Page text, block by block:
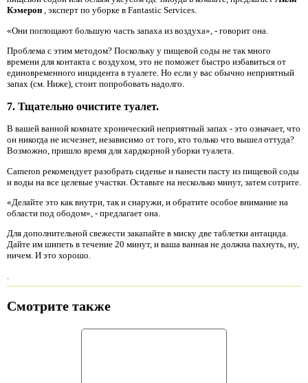
Кэмерон , эксперт по уборке в Fantastic Services.
«Они поглощают большую часть запаха из воздуха», - говорит она.
Проблема с этим методом? Поскольку у пищевой соды не так много
времени для контакта с воздухом, это не поможет быстро избавиться от
единовременного инцидента в туалете. Но если у вас обычно неприятный
запах (см. Ниже), стоит попробовать надолго.
7. Тщательно очистите туалет.
В вашей ванной комнате хронический неприятный запах - это означает, что
он никогда не исчезнет, ​​независимо от того, кто только что вышел оттуда?
Возможно, пришло время для хардкорной уборки туалета.
Cameron рекомендует разобрать сиденье и нанести пасту из пищевой соды
и воды на все целевые участки. Оставьте на несколько минут, затем сотрите.
«Делайте это как внутри, так и снаружи, и обратите особое внимание на
области под ободом», - предлагает она.
Для дополнительной свежести закапайте в миску две таблетки антацида.
Дайте им шипеть в течение 20 минут, и ваша ванная не должна пахнуть, ну,
ничем. И это хорошо.
Смотрите также